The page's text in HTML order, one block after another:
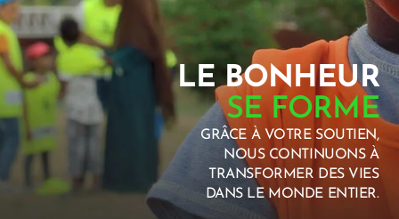
LE BONHEUR
SE FORME
GRÂCE À VOTRE SOUTIEN,
NOUS CONTINUONS À
TRANSFORMER DES VIES
DANS LE MONDE ENTIER.